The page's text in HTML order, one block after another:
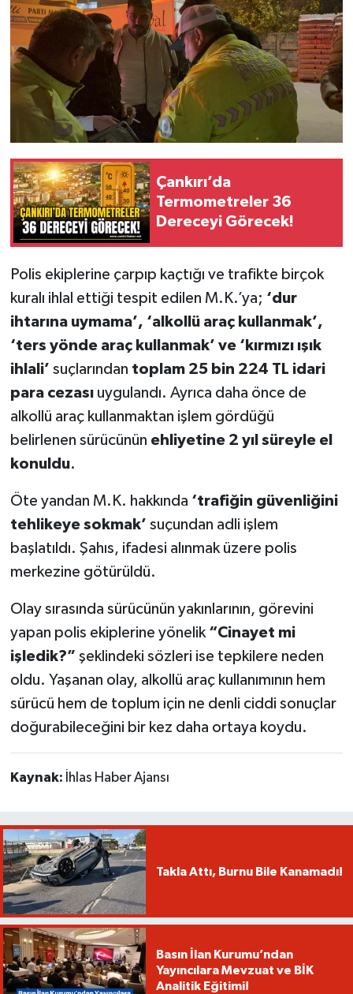
Çankırı’da
Termometreler 36
Dereceyi Görecek!
Polis ekiplerine çarpıp kaçtığı ve trafikte birçok
kuralı ihlal ettiği tespit edilen M.K.’ya; ‘dur
ihtarına uymama’, ‘alkollü araç kullanmak’,
‘ters yönde araç kullanmak’ ve ‘kırmızı ışık
ihlali’ suçlarından toplam 25 bin 224 TL idari
para cezasıuygulandı. Ayrıca daha önce de
alkollü araç kullanmaktan işlem gördüğü
belirlenen sürücünün ehliyetine 2 yıl süreyle el
konuldu.
Öte yandan M.K. hakkında ‘trafiğin güvenliğini
tehlikeye sokmak’ suçundan adli işlem
başlatıldı. Şahıs, ifadesi alınmak üzere polis
merkezine götürüldü.
Olay sırasında sürücünün yakınlarının, görevini
yapan polis ekiplerine yönelik “Cinayet mi
işledik?” şeklindeki sözleri ise tepkilere neden
oldu. Yaşanan olay, alkollü araç kullanımının hem
sürücü hem de toplum için ne denli ciddi sonuçlar
doğurabileceğini bir kez daha ortaya koydu.
Kaynak: İhlas Haber Ajansı
Takla Attı, Burnu Bile Kanamadı!
Basın İlan Kurumu’ndan
Yayıncılara Mevzuat ve BİK
Analitik Eğitimi!